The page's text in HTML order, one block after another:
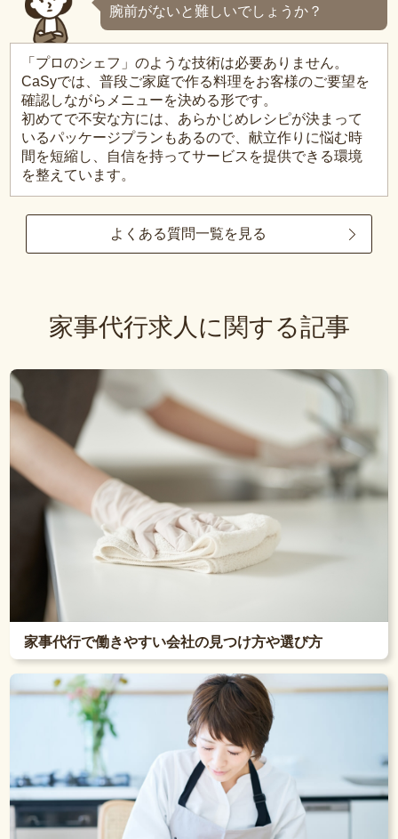
腕前がないと難しいでしょうか？
「プロのシェフ」のような技術は必要ありません。
CaSyでは、普段ご家庭で作る料理をお客様のご要望を
確認しながらメニューを決める形です。
初めてで不安な方には、あらかじめレシピが決まって
いるパッケージプランもあるので、献立作りに悩む時
間を短縮し、自信を持ってサービスを提供できる環境
を整えています。
よくある質問一覧を見る
家事代行求人に関する記事
家事代行で働きやすい会社の見つけ方や選び方